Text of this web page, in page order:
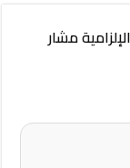
مشار